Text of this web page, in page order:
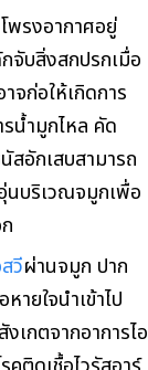
พรงอากาศอยู่
จับสิ่งสกปรกเมื่อ
จก่อให้เกิดการ
น้ำมูกไหล คัด
สอักเสบสามารถ
นบริเวณจมูกเพื่อ
วีผ่านจมูก ปาก
ายใจนำเข้าไป
กตจากอาการไอ